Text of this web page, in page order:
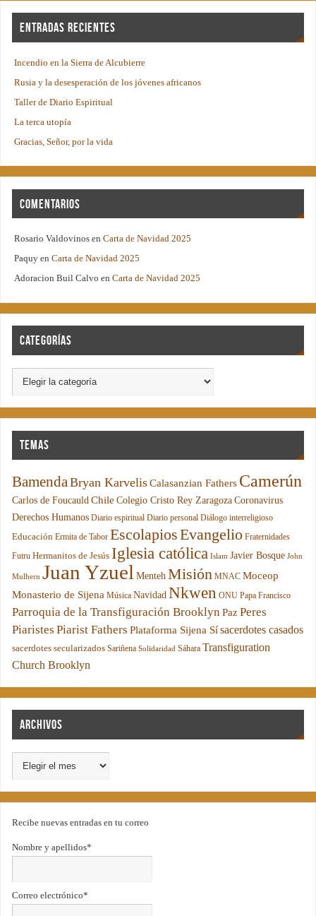
Entradas recientes
Incendio en la Sierra de Alcubierre
Rusia y la desesperación de los jóvenes africanos
Taller de Diario Espiritual
La terca utopía
Gracias, Señor, por la vida
Comentarios
Rosario Valdovinos enCarta de Navidad 2025
Paquy enCarta de Navidad 2025
Adoracion Buil Calvo enCarta de Navidad 2025
Categorías
Temas
BamendaBryan KarvelisCalasanzian Fathers Camerún
Carlos de Foucauld Chile Colegio Cristo Rey Zaragoza Coronavirus
Derechos Humanos Diario espiritual Diario personal Diálogo interreligioso
Educación Ermita de Tabor EscolapiosEvangelio Fraternidades
Futru Hermanitos de Jesús Iglesia católica Islam Javier Bosque John
Mulhern Juan Yzuel Menteh Misión MNAC Moceop
Monasterio de Sijena Música Navidad Nkwen ONU Papa Francisco
Parroquia de la Transfiguración Brooklyn Paz Peres
Piaristes Piarist Fathers Plataforma Sijena Sí sacerdotes casados
sacerdotes secularizados Sariñena Solidaridad Sáhara Transfiguration
Church Brooklyn
Archivos
Recibe nuevas entradas en tu correo
Nombre y apellidos*
Correo electrónico*